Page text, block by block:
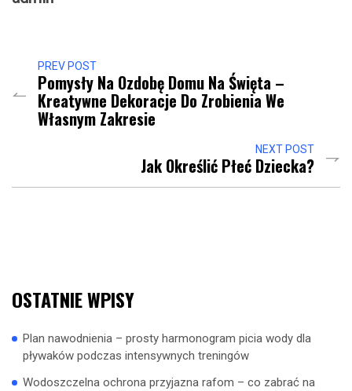
PREV POST
Pomysły Na Ozdobę Domu Na Święta –
Kreatywne Dekoracje Do Zrobienia We
Własnym Zakresie
NEXT POST
Jak Określić Płeć Dziecka?
OSTATNIE WPISY
Plan nawodnienia – prosty harmonogram picia wody dla
pływaków podczas intensywnych treningów
Wodoszczelna ochrona przyjazna rafom – co zabrać na